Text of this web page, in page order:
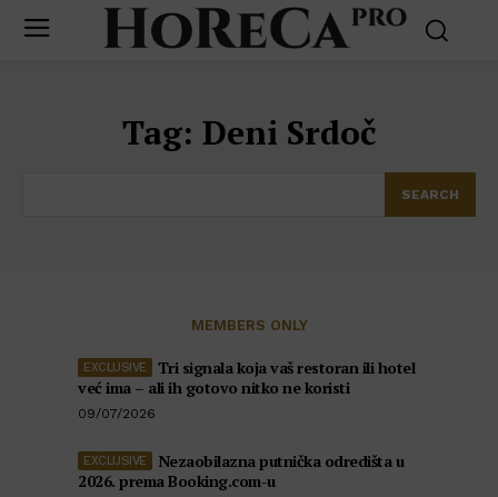
Tag: Deni Srdoč
SEARCH
MEMBERS ONLY
Tri signala koja vaš restoran ili hotel
već ima – ali ih gotovo nitko ne koristi
09/07/2026
Nezaobilazna putnička odredišta u
2026. prema Booking.com-u